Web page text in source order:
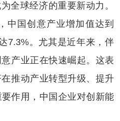
全球经济的重要新动力。
中国创意产业增加值达到
7.3%。尤其是近年来，伴
产业正在快速崛起。这表
推动产业转型升级、提升
作用，中国企业对创新能